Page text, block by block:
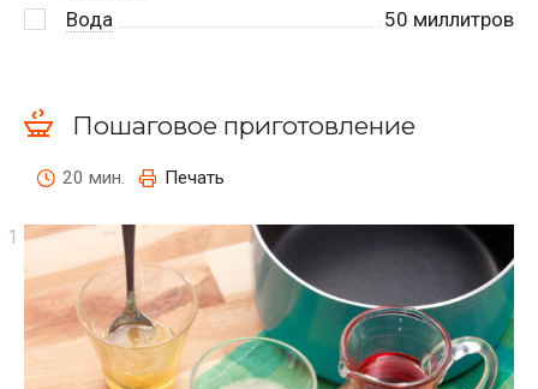
Вода
50 миллитров
Пошаговое приготовление
20 мин. Печать